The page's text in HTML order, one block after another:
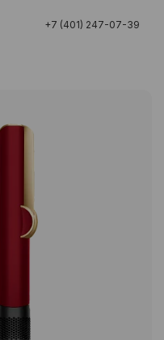
+7 (401) 247-07-39